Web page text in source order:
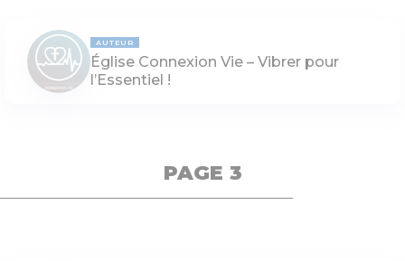
AUTEUR
Église Connexion Vie – Vibrer pour
l’Essentiel !
PAGE 3